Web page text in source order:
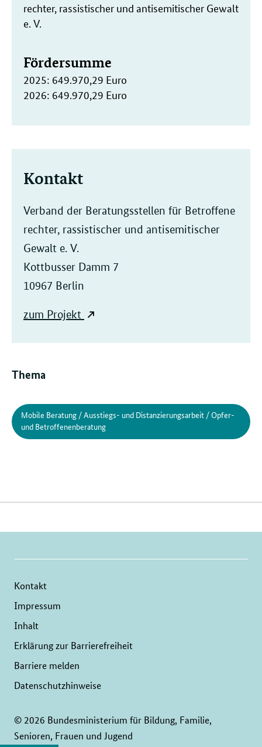
rechter, rassistischer und antisemitischer Gewalt
e. V.
Fördersumme
2025: 649.970,29 Euro
2026: 649.970,29 Euro
Kontakt
Verband der Beratungsstellen für Betroffene
rechter, rassistischer und antisemitischer
Gewalt e. V.
Kottbusser Damm 7
10967 Berlin
zum Projekt
Thema
Mobile Beratung / Ausstiegs- und Distanzierungsarbeit / Opfer-
und Betroffenenberatung
Inhalte
© 2026 Bundesministerium für Bildung, Familie,
Senioren, Frauen und Jugend
Kontakt
Impressum
Inhalt
Erklärung zur Barrierefreiheit
Barriere melden
Datenschutzhinweise